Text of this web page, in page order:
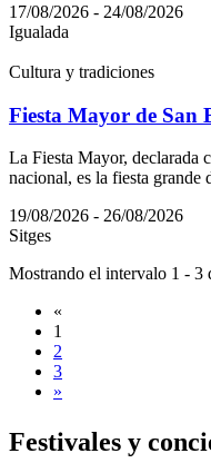
17/08/2026 - 24/08/2026
Igualada
Cultura y tradiciones
Fiesta Mayor de San
La Fiesta Mayor, declarada
nacional, es la fiesta grande
19/08/2026 - 26/08/2026
Sitges
Mostrando el intervalo 1 - 3
«
1
2
3
»
Festivales y